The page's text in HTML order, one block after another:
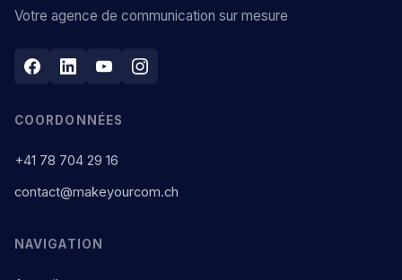
Votre agence de communication sur mesure
COORDONNÉES
+41 78 704 29 16
contact@makeyourcom.ch
NAVIGATION